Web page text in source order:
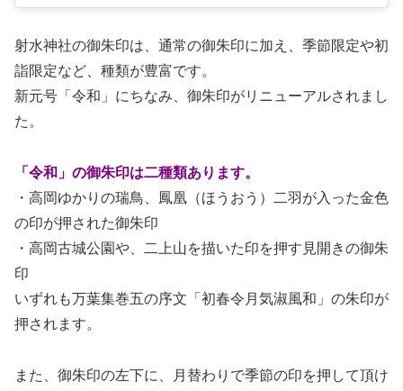
射水神社の御朱印は、通常の御朱印に加え、季節限定や初
詣限定など、種類が豊富です。
新元号「令和」にちなみ、御朱印がリニューアルされまし
た。
「令和」の御朱印は二種類あります。
・高岡ゆかりの瑞鳥、鳳凰（ほうおう）二羽が入った金色
の印が押された御朱印
・高岡古城公園や、二上山を描いた印を押す見開きの御朱
印
いずれも万葉集巻五の序文「初春令月気淑風和」の朱印が
押されます。
また、御朱印の左下に、月替わりで季節の印を押して頂け